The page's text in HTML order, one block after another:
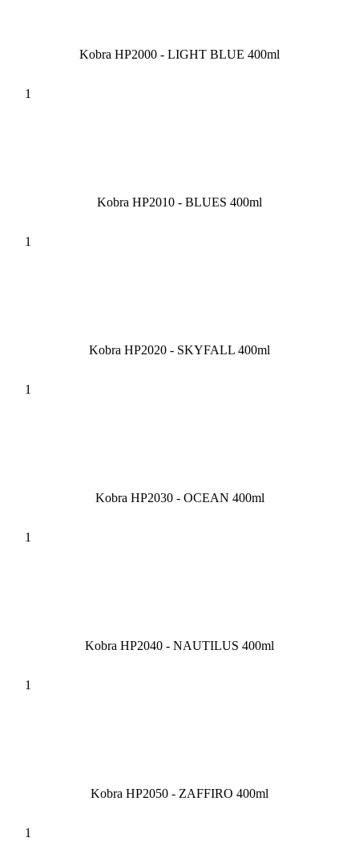
Kobra HP2000 - LIGHT BLUE 400ml
Kobra HP2010 - BLUES 400ml
Kobra HP2020 - SKYFALL 400ml
Kobra HP2030 - OCEAN 400ml
Kobra HP2040 - NAUTILUS 400ml
Kobra HP2050 - ZAFFIRO 400ml